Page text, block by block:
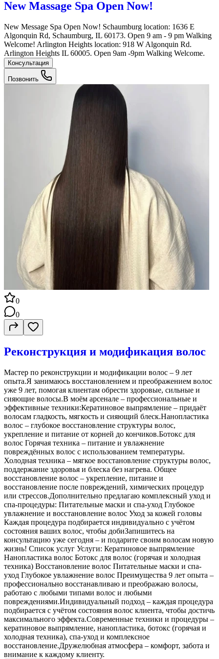
New Massage Spa Open Now!
New Message Spa Open Now! Schaumburg location: 1636 E
Algonquin Rd, Schaumburg, IL 60173. Open 9 am - 9 pm Walking
Welcome! Arlington Heights location: 918 W Algonquin Rd.
Arlington Heights IL 60005. Open 9am -9pm Walking Welcome.
Консультация
Позвонить
0
0
Реконструкция и модификация волос
Мастер по реконструкции и модификации волос – 9 лет
опыта.Я занимаюсь восстановлением и преображением волос
уже 9 лет, помогая клиентам обрести здоровые, сильные и
сияющие волосы.В моём арсенале – профессиональные и
эффективные техники:Кератиновое выпрямление – придаёт
волосам гладкость, мягкость и сияющий блеск.Нанопластика
волос – глубокое восстановление структуры волос,
укрепление и питание от корней до кончиков.Ботокс для
волос Горячая техника – питание и увлажнение
повреждённых волос с использованием температуры.
Холодная техника – мягкое восстановление структуры волос,
поддержание здоровья и блеска без нагрева. Общее
восстановление волос – укрепление, питание и
восстановление после повреждений, химических процедур
или стрессов.Дополнительно предлагаю комплексный уход и
спа-процедуры: Питательные маски и спа-уход Глубокое
увлажнение и восстановление волос Уход за кожей головы
Каждая процедура подбирается индивидуально с учётом
состояния ваших волос, чтобы добиЗапишитесь на
консультацию уже сегодня – и подарите своим волосам новую
жизнь! Список услуг Услуги: Кератиновое выпрямление
Нанопластика волос Ботокс для волос (горячая и холодная
техника) Восстановление волос Питательные маски и спа-
уход Глубокое увлажнение волос Преимущества 9 лет опыта –
профессионально восстанавливаю и преображаю волосы,
работаю с любыми типами волос и любыми
повреждениями.Индивидуальный подход – каждая процедура
подбирается с учётом состояния волос клиента, чтобы достичь
максимального эффекта.Современные техники и процедуры –
кератиновое выпрямление, нанопластика, ботокс (горячая и
холодная техника), спа-уход и комплексное
восстановление.Дружелюбная атмосфера – комфорт, забота и
внимание к каждому клиенту.